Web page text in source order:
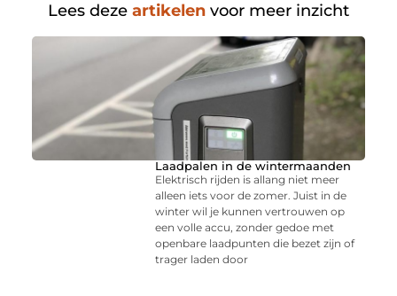
Lees deze artikelen voor meer inzicht
Laadpalen in de wintermaanden
Elektrisch rijden is allang niet meer
alleen iets voor de zomer. Juist in de
winter wil je kunnen vertrouwen op
een volle accu, zonder gedoe met
openbare laadpunten die bezet zijn of
trager laden door